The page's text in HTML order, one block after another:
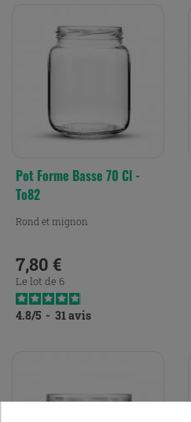
Pot Forme Basse 70 Cl -
To82
Rond et mignon
Prix
7,80 €
Le lot de 6
4.8/5 - 31avis